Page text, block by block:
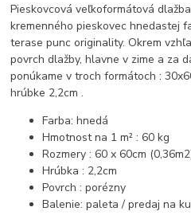
Pieskovcová veľkoformátová
kremenného pieskovec hnedastej
terase punc originality. Okrem
povrch dlažby, hlavne v zime a za
ponúkame v troch formátoch :
hrúbke 2,2cm .
Farba: hnedá
Hmotnost na 1 m² : 60 kg
Rozmery : 60 x 60cm
Hrúbka : 2,2cm
Povrch : porézny
Balenie: paleta / predaj na